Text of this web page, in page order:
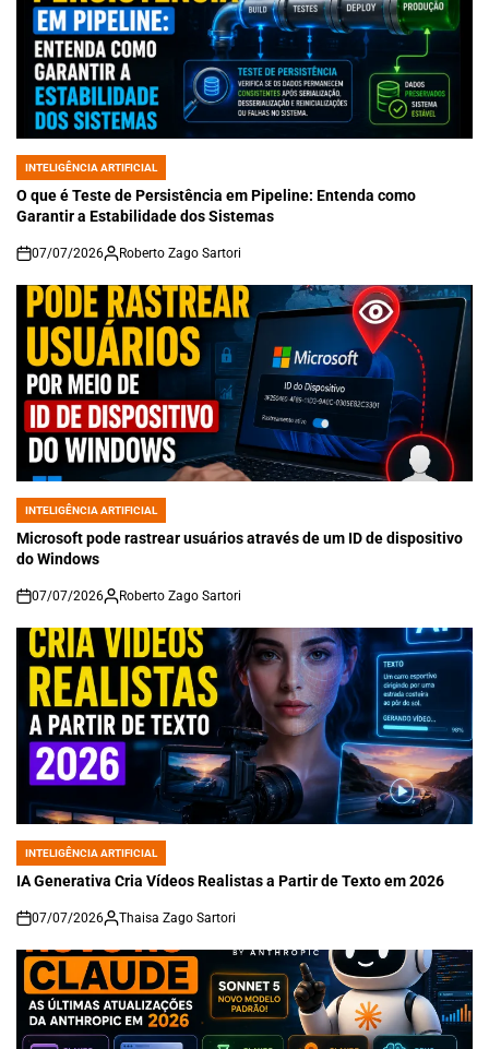
POSTED
IN
INTELIGÊNCIA ARTIFICIAL
O que é Teste de Persistência em Pipeline: Entenda como
Garantir a Estabilidade dos Sistemas
on
07/07/2026 Roberto Zago Sartori
POSTED
IN
INTELIGÊNCIA ARTIFICIAL
Microsoft pode rastrear usuários através de um ID de dispositivo
do Windows
on
07/07/2026 Roberto Zago Sartori
POSTED
IN
INTELIGÊNCIA ARTIFICIAL
IA Generativa Cria Vídeos Realistas a Partir de Texto em 2026
on
07/07/2026 Thaisa Zago Sartori